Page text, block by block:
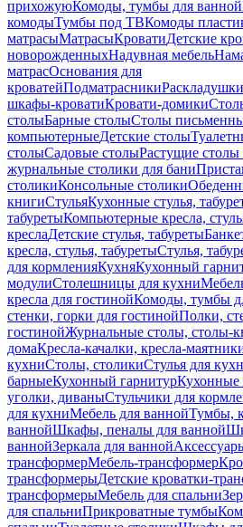
прихожуюКомоды, тумбы для ванной
комодыТумбы под ТВКомоды
матрасыМатрасыКроватиДетские
новорожденныхНадувная мебель
матрасОснования для
кроватейПодматрасникиРаскладушки
шкафы-кроватиКровати-домики
столыБарные столыСтолы
компьютерныеДетские столы
столыСадовые столыРастущие
журнальные столики для бани
столикиКонсольные столики
книгиСтульяКухонные стулья,
табуретыКомпьютерные кресла,
креслаДетские стулья, табуреты
кресла, стулья, табуретыСтулья,
для кормленияКухняКухонный
модулиСтолешницы для кухни
кресла для гостинойКомоды, тумбы
стенки, горки для гостинойПолки,
гостинойЖурнальные столы, столы-
домаКресла-качалки, кресла-
кухниСтолы, столикиСтулья для
барныеКухонный гарнитурКухонные
уголки, диваныСтульчики для
для кухниМебель для ваннойТумбы,
ваннойШкафы, пеналы для ванной
ваннойЗеркала для ванной
трансформерМебель-трансформер
трансформерыДетские кроватки-
трансформерыМебель для спальни
для спальниПрикроватные тумбы